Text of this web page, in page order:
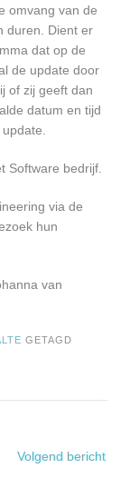
omvang van de
duren. Dient er
dat op de
de update door
of zij geeft dan
datum en tijd
Software bedrijf.
via de
hun
van
GETAGD
Volgend bericht